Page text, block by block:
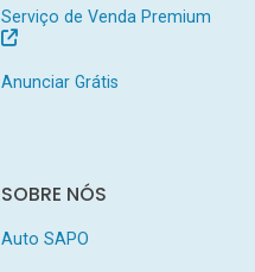
Serviço de Venda Premium
Anunciar Grátis
SOBRE NÓS
Auto SAPO